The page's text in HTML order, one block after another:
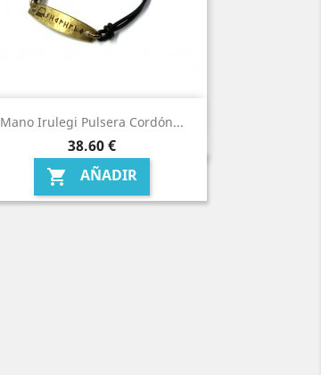
Mano Irulegi Pulsera Cordón...
Precio
38,60 €
 AÑADIR